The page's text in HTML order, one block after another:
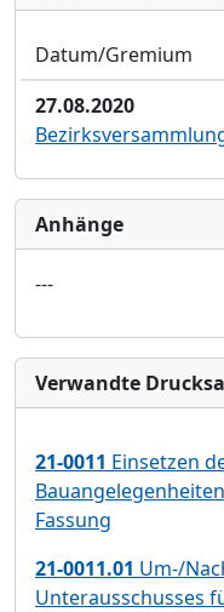
Datum/Gremium
27.08.2020
Anhänge
---
Verwandte
21-0011 Einsetzen
Fassung
21-0011.01 Um-/
Unterausschusses